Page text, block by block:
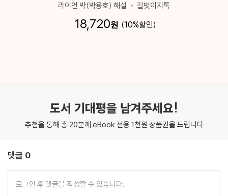
라이언 박(박용호) 해설 길벗이지톡
18,720원 10%
도서 기대평을 남겨주세요!
추첨을 통해 총 20분께 eBook 전용 1천원 상품권을 드립니다
댓글 0